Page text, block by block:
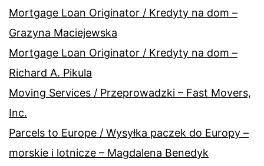
Mortgage Loan Originator / Kredyty na dom –
Grazyna Maciejewska
Mortgage Loan Originator / Kredyty na dom –
Richard A. Pikula
Moving Services / Przeprowadzki – Fast Movers,
Inc.
Parcels to Europe / Wysyłka paczek do Europy –
morskie i lotnicze – Magdalena Benedyk